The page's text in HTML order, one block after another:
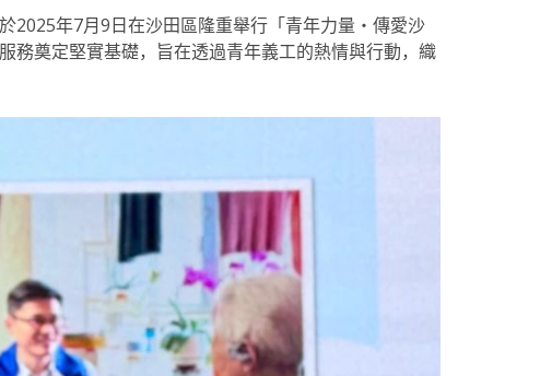
2025年7月9日在沙田區隆重舉行「青年力量‧傳愛沙
務奠定堅實基礎，旨在透過青年義工的熱情與行動，織